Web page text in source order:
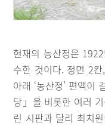
현재의 농산정은
수한 것이다. 정면 2
아래 ‘농산정’ 편액이
당」을 비롯한 여러
린 시판과 달리 최치